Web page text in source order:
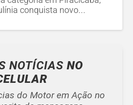
conquista novo...
NOTÍCIASNO
do Motor em Ação no